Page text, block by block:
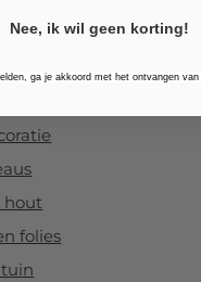
hout
folies
Nee, ik wil geen korting!
ga je akkoord met het ontvangen